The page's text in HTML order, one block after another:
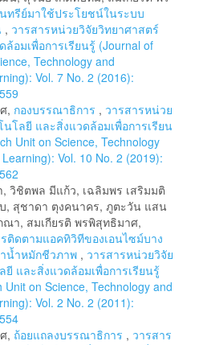
ทรีย์มาใช้ประโยชน์ในระบบ
, วารสารหน่วยวิจัยวิทยาศาสตร์
อมเพื่อการเรียนรู้ (Journal of
Technology and
Vol. 7 No. 2 (2016):
, กองบรรณาธิการ , วารสารหน่วย
โลยี และสิ่งแวดล้อมเพื่อการเรียน
Unit on Science, Technology
Vol. 10 No. 2 (2019):
วิชิตพล มีแก้ว, เฉลิมพร เสริมมติ
สุชาดา ตุงคนาคร, ภูตะวัน แสน
า, สมเกียรติ พรพิสุทธิมาศ,
ติดตามแอคทิวิทีของเอนไซม์บาง
น้ำหมักชีวภาพ , วารสารหน่วยวิจัย
และสิ่งแวดล้อมเพื่อการเรียนรู้
on Science, Technology and
Vol. 2 No. 2 (2011):
, ถ้อยแถลงบรรณาธิการ , วารสาร